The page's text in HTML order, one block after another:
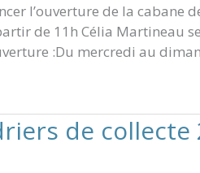
l’ouverture de la cabane
de 11h Célia Martineau
:Du mercredi au
de